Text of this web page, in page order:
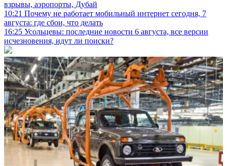
взрывы, аэропорты, Дубай
10:21 Почему не работает мобильный интернет сегодня, 7
августа: где сбои, что делать
16:25 Усольцевы: последние новости 6 августа, все версии
исчезновения, идут ли поиски?